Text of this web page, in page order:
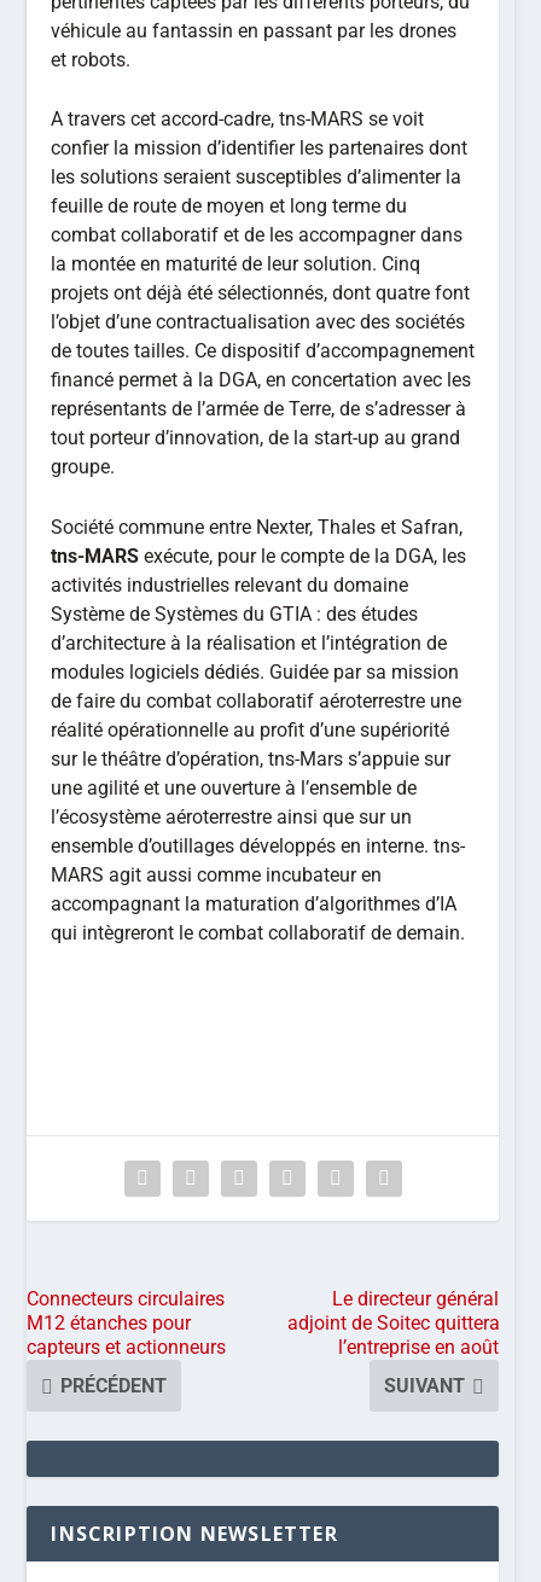
véhicule au fantassin en passant par les drones
et robots.
A travers cet accord-cadre, tns-MARS se voit
confier la mission d’identifier les partenaires dont
les solutions seraient susceptibles d’alimenter la
feuille de route de moyen et long terme du
combat collaboratif et de les accompagner dans
la montée en maturité de leur solution. Cinq
projets ont déjà été sélectionnés, dont quatre font
l’objet d’une contractualisation avec des sociétés
de toutes tailles. Ce dispositif d’accompagnement
financé permet à la DGA, en concertation avec les
représentants de l’armée de Terre, de s’adresser à
tout porteur d’innovation, de la start-up au grand
groupe.
Société commune entre Nexter, Thales et Safran,
tns-MARS exécute, pour le compte de la DGA, les
activités industrielles relevant du domaine
Système de Systèmes du GTIA : des études
d’architecture à la réalisation et l’intégration de
modules logiciels dédiés. Guidée par sa mission
de faire du combat collaboratif aéroterrestre une
réalité opérationnelle au profit d’une supériorité
sur le théâtre d’opération, tns-Mars s’appuie sur
une agilité et une ouverture à l’ensemble de
l’écosystème aéroterrestre ainsi que sur un
ensemble d’outillages développés en interne. tns-
MARS agit aussi comme incubateur en
accompagnant la maturation d’algorithmes d’IA
qui intègreront le combat collaboratif de demain.
Connecteurs circulaires
M12 étanches pour
capteurs et actionneurs
PRÉCÉDENT
Le directeur général
adjoint de Soitec quittera
l’entreprise en août
SUIVANT
INSCRIPTION NEWSLETTER